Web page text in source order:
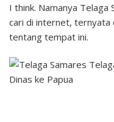
I think. Namanya Telaga
cari di internet, ternyata
tentang tempat ini.